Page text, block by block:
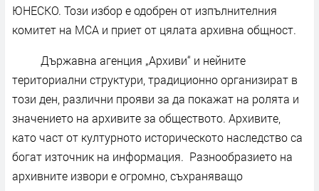
ЮНЕСКО. Този избор е одобрен от изпълнителния
комитет на МСА и приет от цялата архивна общност.
Държавна агенция „Архиви“ и нейните
териториални структури, традиционно организират в
този ден, различни прояви за да покажат на ролята и
значението на архивите за обществото. Архивите,
като част от културното историческото наследство са
богат източник на информация. Разнообразието на
архивните извори е огромно, съхраняващо